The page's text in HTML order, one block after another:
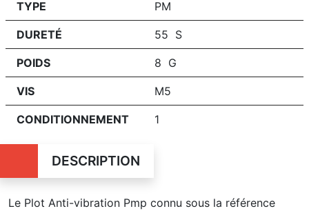
TYPE PM
DURETÉ 55 S
POIDS 8 G
VIS M5
CONDITIONNEMENT 1
DESCRIPTION
Le Plot Anti-vibration Pmp connu sous la référence